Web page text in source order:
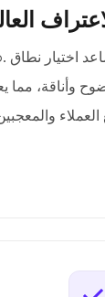
وأناقة، مما